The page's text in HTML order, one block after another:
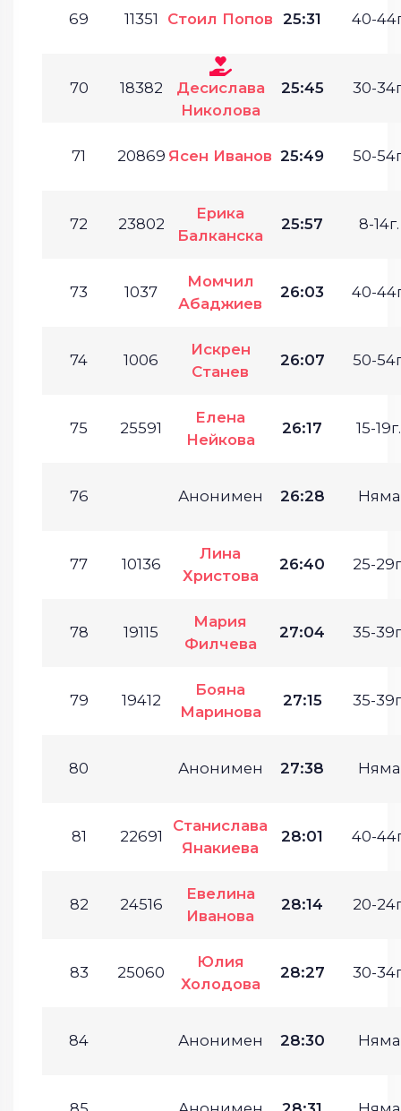
69 11351 Стоил Попов 25:31 40-
70 18382
Десислава
Николова
25:45 30-
71 20869 Ясен Иванов 25:49 50-
72 23802
Ерика
Балканска
25:57 8-14г.
73 1037
Момчил
Абаджиев
26:03 40-
74 1006
Искрен
Станев
26:07 50-
75 25591
Елена
Нейкова
26:17 15-19г.
76 Анонимен 26:28 Няма
77 10136
Лина
Христова
26:40 25-
78 19115
Мария
Филчева
27:04 35-
79 19412
Бояна
Маринова
27:15 35-
80 Анонимен 27:38 Няма
81 22691
Станислава
Янакиева
28:01 40-
82 24516
Евелина
Иванова
28:14 20-
83 25060
Юлия
Холодова
28:27 30-
84 Анонимен 28:30 Няма